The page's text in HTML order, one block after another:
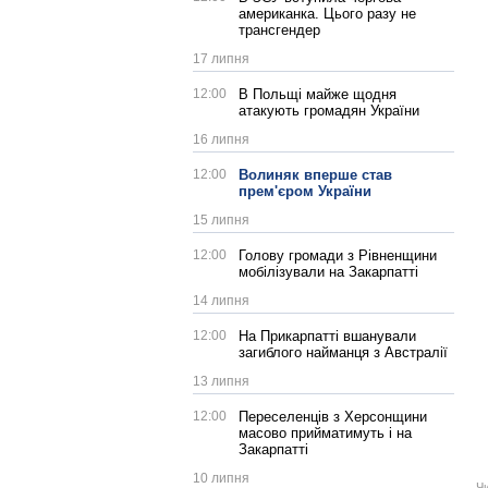
американка. Цього разу не
трансгендер
17 липня
12:00
В Польщі майже щодня
атакують громадян України
16 липня
12:00
Волиняк вперше став
прем'єром України
15 липня
12:00
Голову громади з Рівненщини
мобілізували на Закарпатті
14 липня
12:00
На Прикарпатті вшанували
загиблого найманця з Австралії
13 липня
12:00
Переселенців з Херсонщини
масово прийматимуть і на
Закарпатті
10 липня